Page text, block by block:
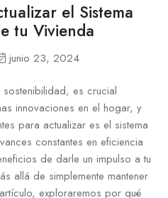
el Sistema
tu Vivienda
junio 23, 2024
es crucial
innovaciones en el hogar, y
para ‌actualizar ‍es el sistema
​constantes ​en eficiencia
⁣de ⁤darle un impulso a tu
allá de simplemente mantener
exploraremos por ⁣qué